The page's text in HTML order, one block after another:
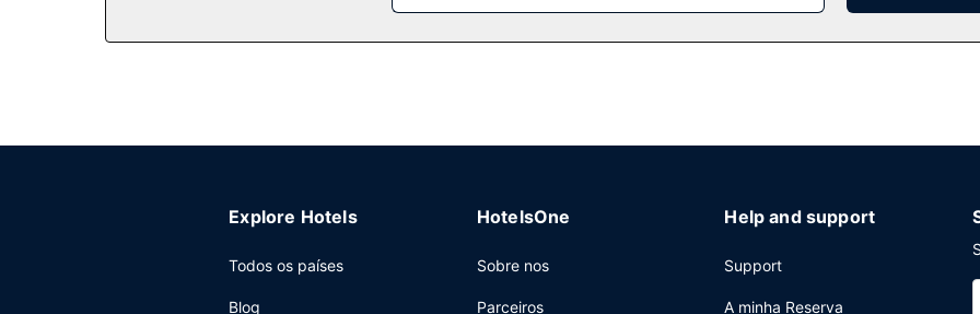
almoço completo grátis, servido durante a semana entre as 6:30 e as 9:30 e aos fins de semana entre as 7:00 e as
Explore Hotels
Todos os países
Blog
HotelsOne
Sobre nos
Parceiros
Help and support
Support
A minha Reserva